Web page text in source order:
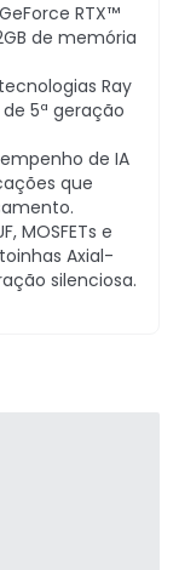
RTX™
de memória
Ray
5ª geração
de IA
que
MOSFETs e
Axial-
silenciosa.